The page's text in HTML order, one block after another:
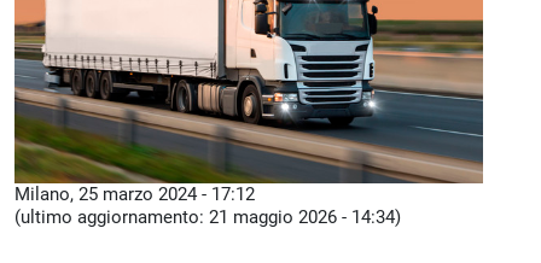
Milano, 25 marzo 2024 - 17:12
(ultimo aggiornamento: 21 maggio 2026 - 14:34)